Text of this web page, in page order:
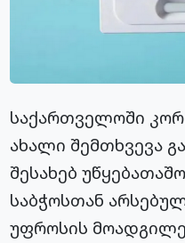
საქართველოში
ახალი შემთხვევა
შესახებ
საბჭოსთან
უფროსის